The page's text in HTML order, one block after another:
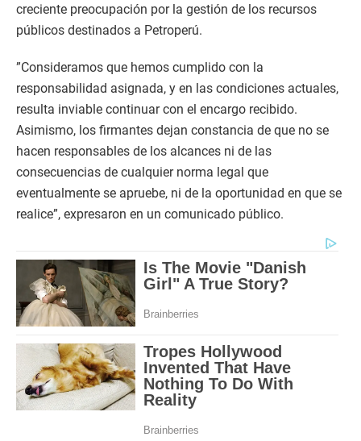
creciente preocupación por la gestión de los recursos
públicos destinados a Petroperú.
”Consideramos que hemos cumplido con la
responsabilidad asignada, y en las condiciones actuales,
resulta inviable continuar con el encargo recibido.
Asimismo, los firmantes dejan constancia de que no se
hacen responsables de los alcances ni de las
consecuencias de cualquier norma legal que
eventualmente se apruebe, ni de la oportunidad en que se
realice”, expresaron en un comunicado público.